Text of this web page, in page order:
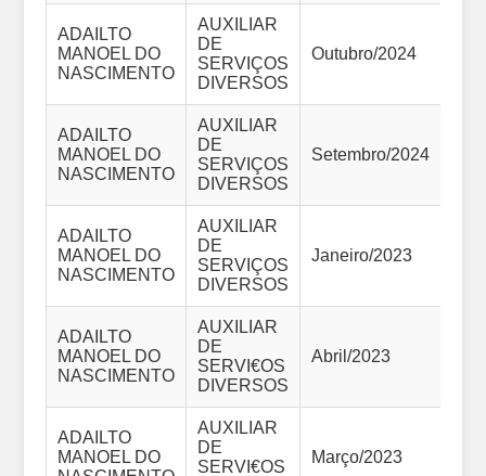
ADAILTO
MANOEL DO
NASCIMENTO
AUXILIAR
DE
SERVIÇOS
DIVERSOS
Outubro/2024
ADAILTO
MANOEL DO
NASCIMENTO
AUXILIAR
DE
SERVIÇOS
DIVERSOS
Setembro/2024
ADAILTO
MANOEL DO
NASCIMENTO
AUXILIAR
DE
SERVIÇOS
DIVERSOS
Janeiro/2023
ADAILTO
MANOEL DO
NASCIMENTO
AUXILIAR
DE
SERVI€OS
DIVERSOS
Abril/2023
ADAILTO
MANOEL DO
AUXILIAR
DE
SERVI€OS
Março/2023